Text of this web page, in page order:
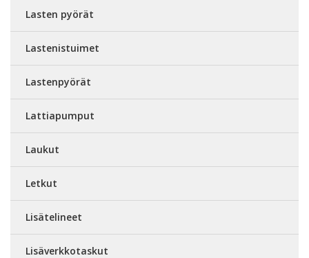
Lasten pyörät
Lastenistuimet
Lastenpyörät
Lattiapumput
Laukut
Letkut
Lisätelineet
Lisäverkkotaskut